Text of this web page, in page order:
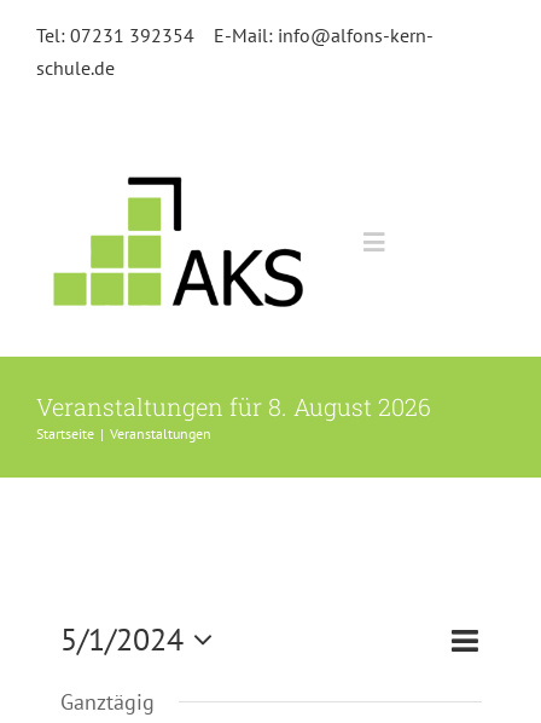
Inhalt
springen
Tel: 07231 392354
E-Mail: info@alfons-kern-
schule.de
Toggle
Kursangebot
Kontakt
Veranstaltungen für 8. August 2026
Startseite | Veranstaltungen
Suche
Tag
5/1/2024
Datum
Ganztägig